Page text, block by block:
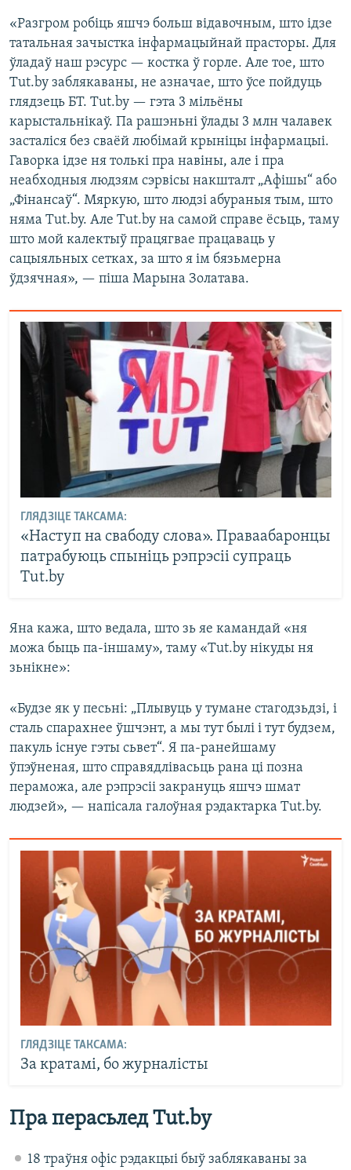
«Разгром робіць яшчэ больш відавочным, што ідзе
татальная зачыстка інфармацыйнай прасторы. Для
ўладаў наш рэсурс — костка ў горле. Але тое, што
Tut.by заблякаваны, не азначае, што ўсе пойдуць
глядзець БТ. Tut.by — гэта 3 мільёны
карыстальнікаў. Па рашэньні ўлады 3 млн чалавек
засталіся без сваёй любімай крыніцы інфармацыі.
Гаворка ідзе ня толькі пра навіны, але і пра
неабходныя людзям сэрвісы накшталт „Афішы“ або
„Фінансаў“. Мяркую, што людзі абураныя тым, што
няма Tut.by. Але Tut.by на самой справе ёсьць, таму
што мой калектыў працягвае працаваць у
сацыяльных сетках, за што я ім бязьмерна
ўдзячная», — піша Марына Золатава.
ГЛЯДЗІЦЕ ТАКСАМА:
«Наступ на свабоду слова». Праваабаронцы
патрабуюць спыніць рэпрэсіі супраць
Tut.by
Яна кажа, што ведала, што зь яе камандай «ня
можа быць па-іншаму», таму «Tut.by нікуды ня
зьнікне»:
«Будзе як у песьні: „Плывуць у тумане стагодзьдзі, і
сталь спарахнее ўшчэнт, а мы тут былі і тут будзем,
пакуль існуе гэты сьвет“. Я па-ранейшаму
ўпэўненая, што справядлівасьць рана ці позна
пераможа, але рэпрэсіі закрануць яшчэ шмат
людзей», — напісала галоўная рэдактарка Tut.by.
ГЛЯДЗІЦЕ ТАКСАМА:
За кратамі, бо журналісты
Пра перасьлед Tut.by
18 траўня офіс рэдакцыі быў заблякаваны за